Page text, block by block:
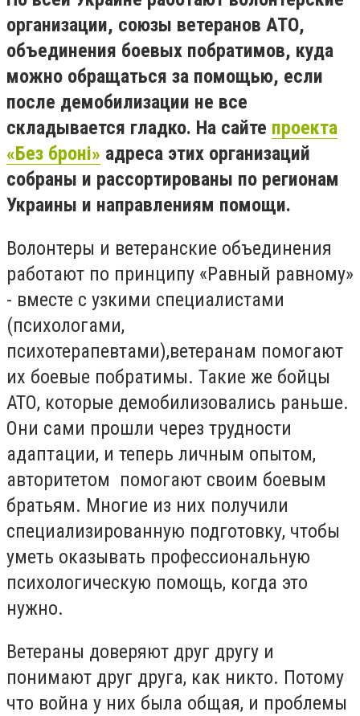
организации, союзы ветеранов АТО,
объединения боевых побратимов, куда
можно обращаться за помощью, если
после демобилизации не все
складывается гладко. На сайте проекта
«Без броні» адреса этих организаций
собраны и рассортированы по регионам
Украины и направлениям помощи.
Волонтеры и ветеранские объединения
работают по принципу «Равный равному»
- вместе с узкими специалистами
(психологами,
психотерапевтами),ветеранам помогают
их боевые побратимы. Такие же бойцы
АТО, которые демобилизовались раньше.
Они сами прошли через трудности
адаптации, и теперь личным опытом,
авторитетом помогают своим боевым
братьям. Многие из них получили
специализированную подготовку, чтобы
уметь оказывать профессиональную
психологическую помощь, когда это
нужно.
Ветераны доверяют друг другу и
понимают друг друга, как никто. Потому
что война у них была общая, и проблемы